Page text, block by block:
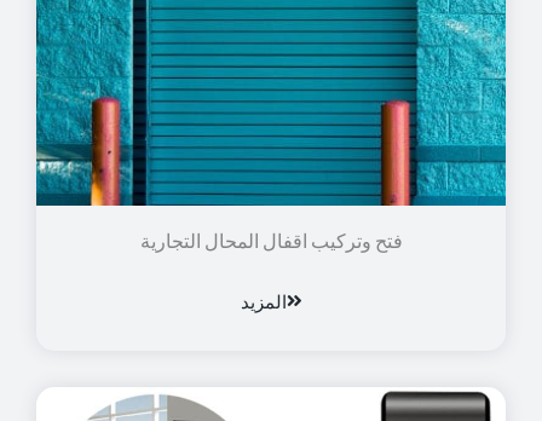
فتح وتركيب اقفال المحال التجارية
المزيد